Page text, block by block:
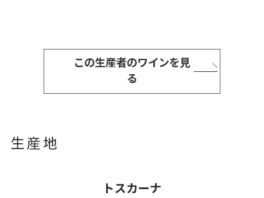
この生産者のワインを見
る
生産地
トスカーナ